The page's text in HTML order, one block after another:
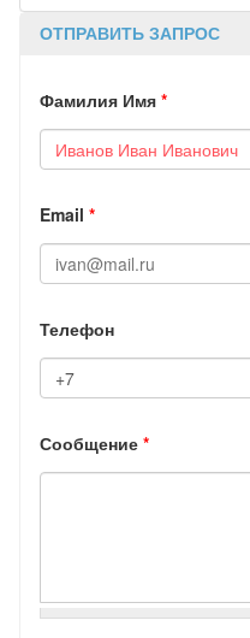
ОТПРАВИТЬ ЗАПРОС
Фамилия Имя *
Email *
Телефон
Сообщение *